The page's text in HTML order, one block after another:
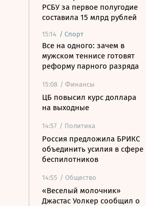
РСБУ за первое полугодие
составила 15 млрд рублей
15:14 / Спорт
Все на одного: зачем в
мужском теннисе готовят
реформу парного разряда
15:08 / Финансы
ЦБ повысил курс доллара
на выходные
14:57 / Политика
Россия предложила БРИКС
объединить усилия в сфере
беспилотников
14:55 / Общество
«Веселый молочник»
Джастас Уолкер сообщил о